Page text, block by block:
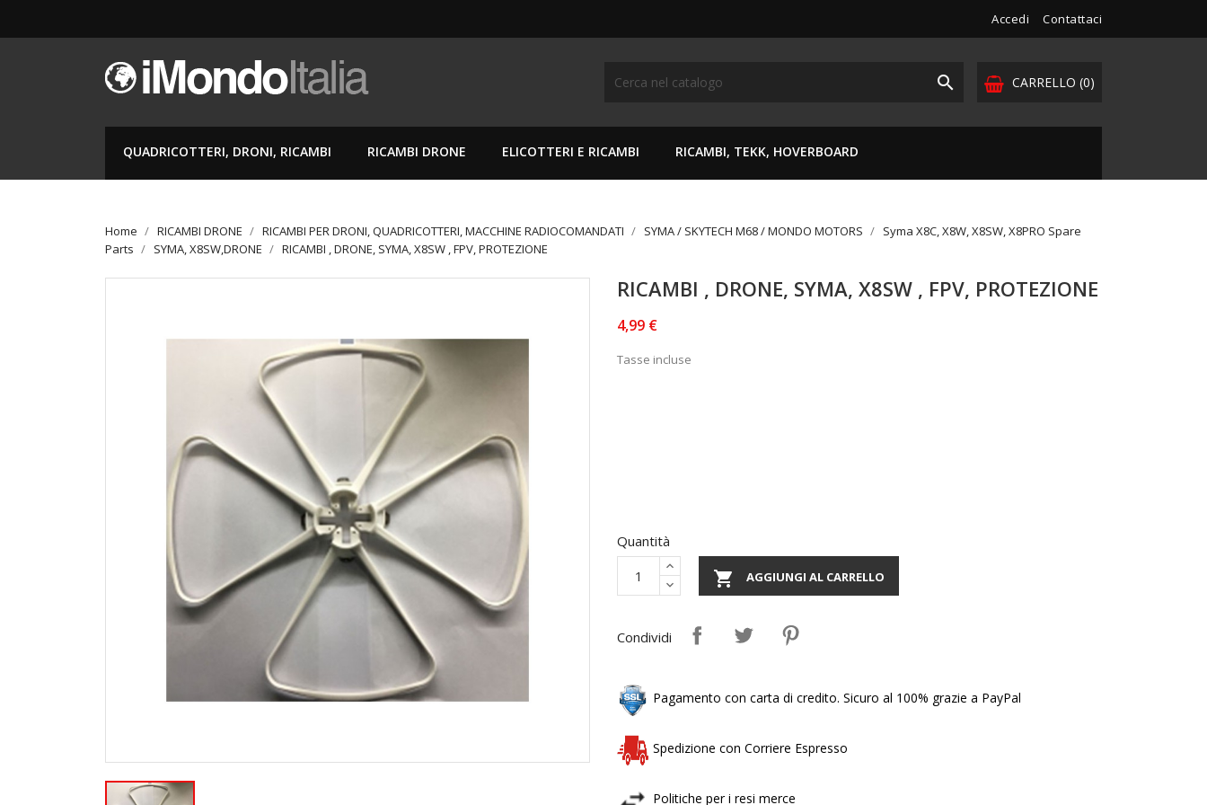
Accedi Contattaci
CARRELLO (0)

QUADRICOTTERI, DRONI, RICAMBI RICAMBI DRONE ELICOTTERI E RICAMBI RICAMBI, TEKK, HOVERBOARD
Home RICAMBI DRONE RICAMBI PER DRONI, QUADRICOTTERI, MACCHINE RADIOCOMANDATI SYMA / SKYTECH M68 / MONDO MOTORS
Syma X8C, X8W, X8SW, X8PRO Spare
Parts
SYMA, X8SW,DRONE RICAMBI , DRONE, SYMA, X8SW , FPV, PROTEZIONE
RICAMBI , DRONE, SYMA, X8SW , FPV, PROTEZIONE
4,99 €
Tasse incluse
Quantità
 AGGIUNGI AL CARRELLO
Condividi
Pagamento con carta di credito. Sicuro al 100% grazie a PayPal
Spedizione con Corriere Espresso
Politiche per i resi merce